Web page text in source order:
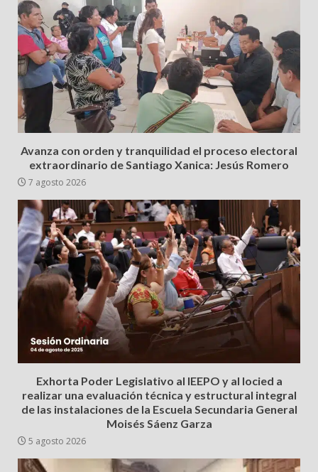
Avanza con orden y tranquilidad el proceso electoral
extraordinario de Santiago Xanica: Jesús Romero
7 agosto 2026
Exhorta Poder Legislativo al IEEPO y al Iocied a
realizar una evaluación técnica y estructural integral
de las instalaciones de la Escuela Secundaria General
Moisés Sáenz Garza
5 agosto 2026